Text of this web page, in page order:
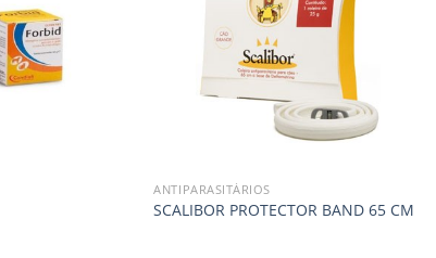
ANTIPARASITÁRIOS
SCALIBOR PROTECTOR BAND 65 CM